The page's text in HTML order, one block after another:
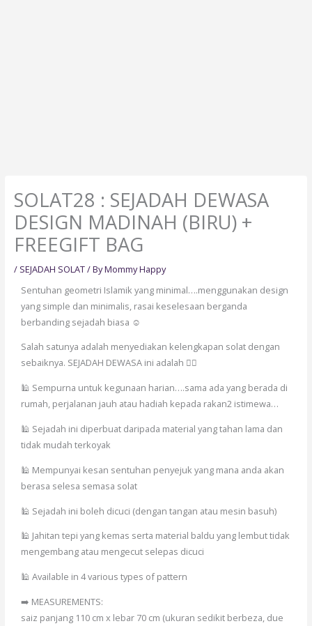
SOLAT28 : SEJADAH DEWASA
DESIGN MADINAH (BIRU) +
FREEGIFT BAG
/ SEJADAH SOLAT/ ByMommy Happy
Sentuhan geometri Islamik yang minimal….menggunakan design
yang simple dan minimalis, rasai keselesaan berganda
berbanding sejadah biasa ☺️
Salah satunya adalah menyediakan kelengkapan solat dengan
sebaiknya. SEJADAH DEWASA ini adalah 👇🏻
🕌 Sempurna untuk kegunaan harian….sama ada yang berada di
rumah, perjalanan jauh atau hadiah kepada rakan2 istimewa…
🕌 Sejadah ini diperbuat daripada material yang tahan lama dan
tidak mudah terkoyak
🕌 Mempunyai kesan sentuhan penyejuk yang mana anda akan
berasa selesa semasa solat
🕌 Sejadah ini boleh dicuci (dengan tangan atau mesin basuh)
🕌 Jahitan tepi yang kemas serta material baldu yang lembut tidak
mengembang atau mengecut selepas dicuci
🕌 Available in 4 various types of pattern
➡️ MEASUREMENTS:
saiz panjang 110 cm x lebar 70 cm (ukuran sedikit berbeza, due